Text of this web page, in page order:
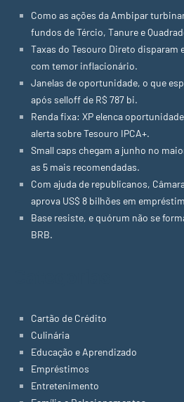
Como as ações da Ambipar
fundos de Tércio, Tanure e
Taxas do Tesouro Direto disparam
com temor inflacionário.
Janelas de oportunidade, o que
após selloff de R$ 787 bi.
Renda fixa: XP elenca
alerta sobre Tesouro IPCA+.
Small caps chegam a junho no
as 5 mais recomendadas.
Com ajuda de republicanos,
aprova US$ 8 bilhões em
Base resiste, e quórum não se
BRB.
Cartão de Crédito
Culinária
Educação e Aprendizado
Empréstimos
Entretenimento